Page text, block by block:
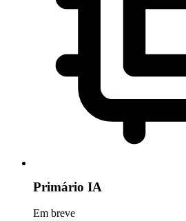
Primário IA
Em breve